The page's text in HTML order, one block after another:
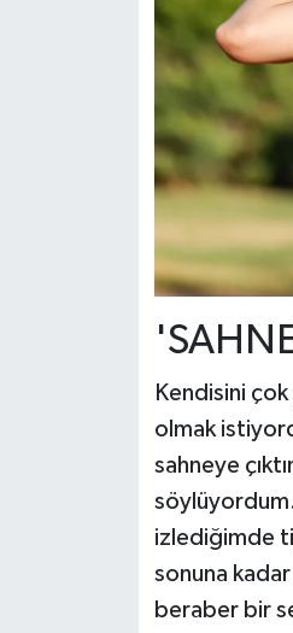
Kendisini
olmak
sahneye
izlediğimde
sonuna
beraber bir